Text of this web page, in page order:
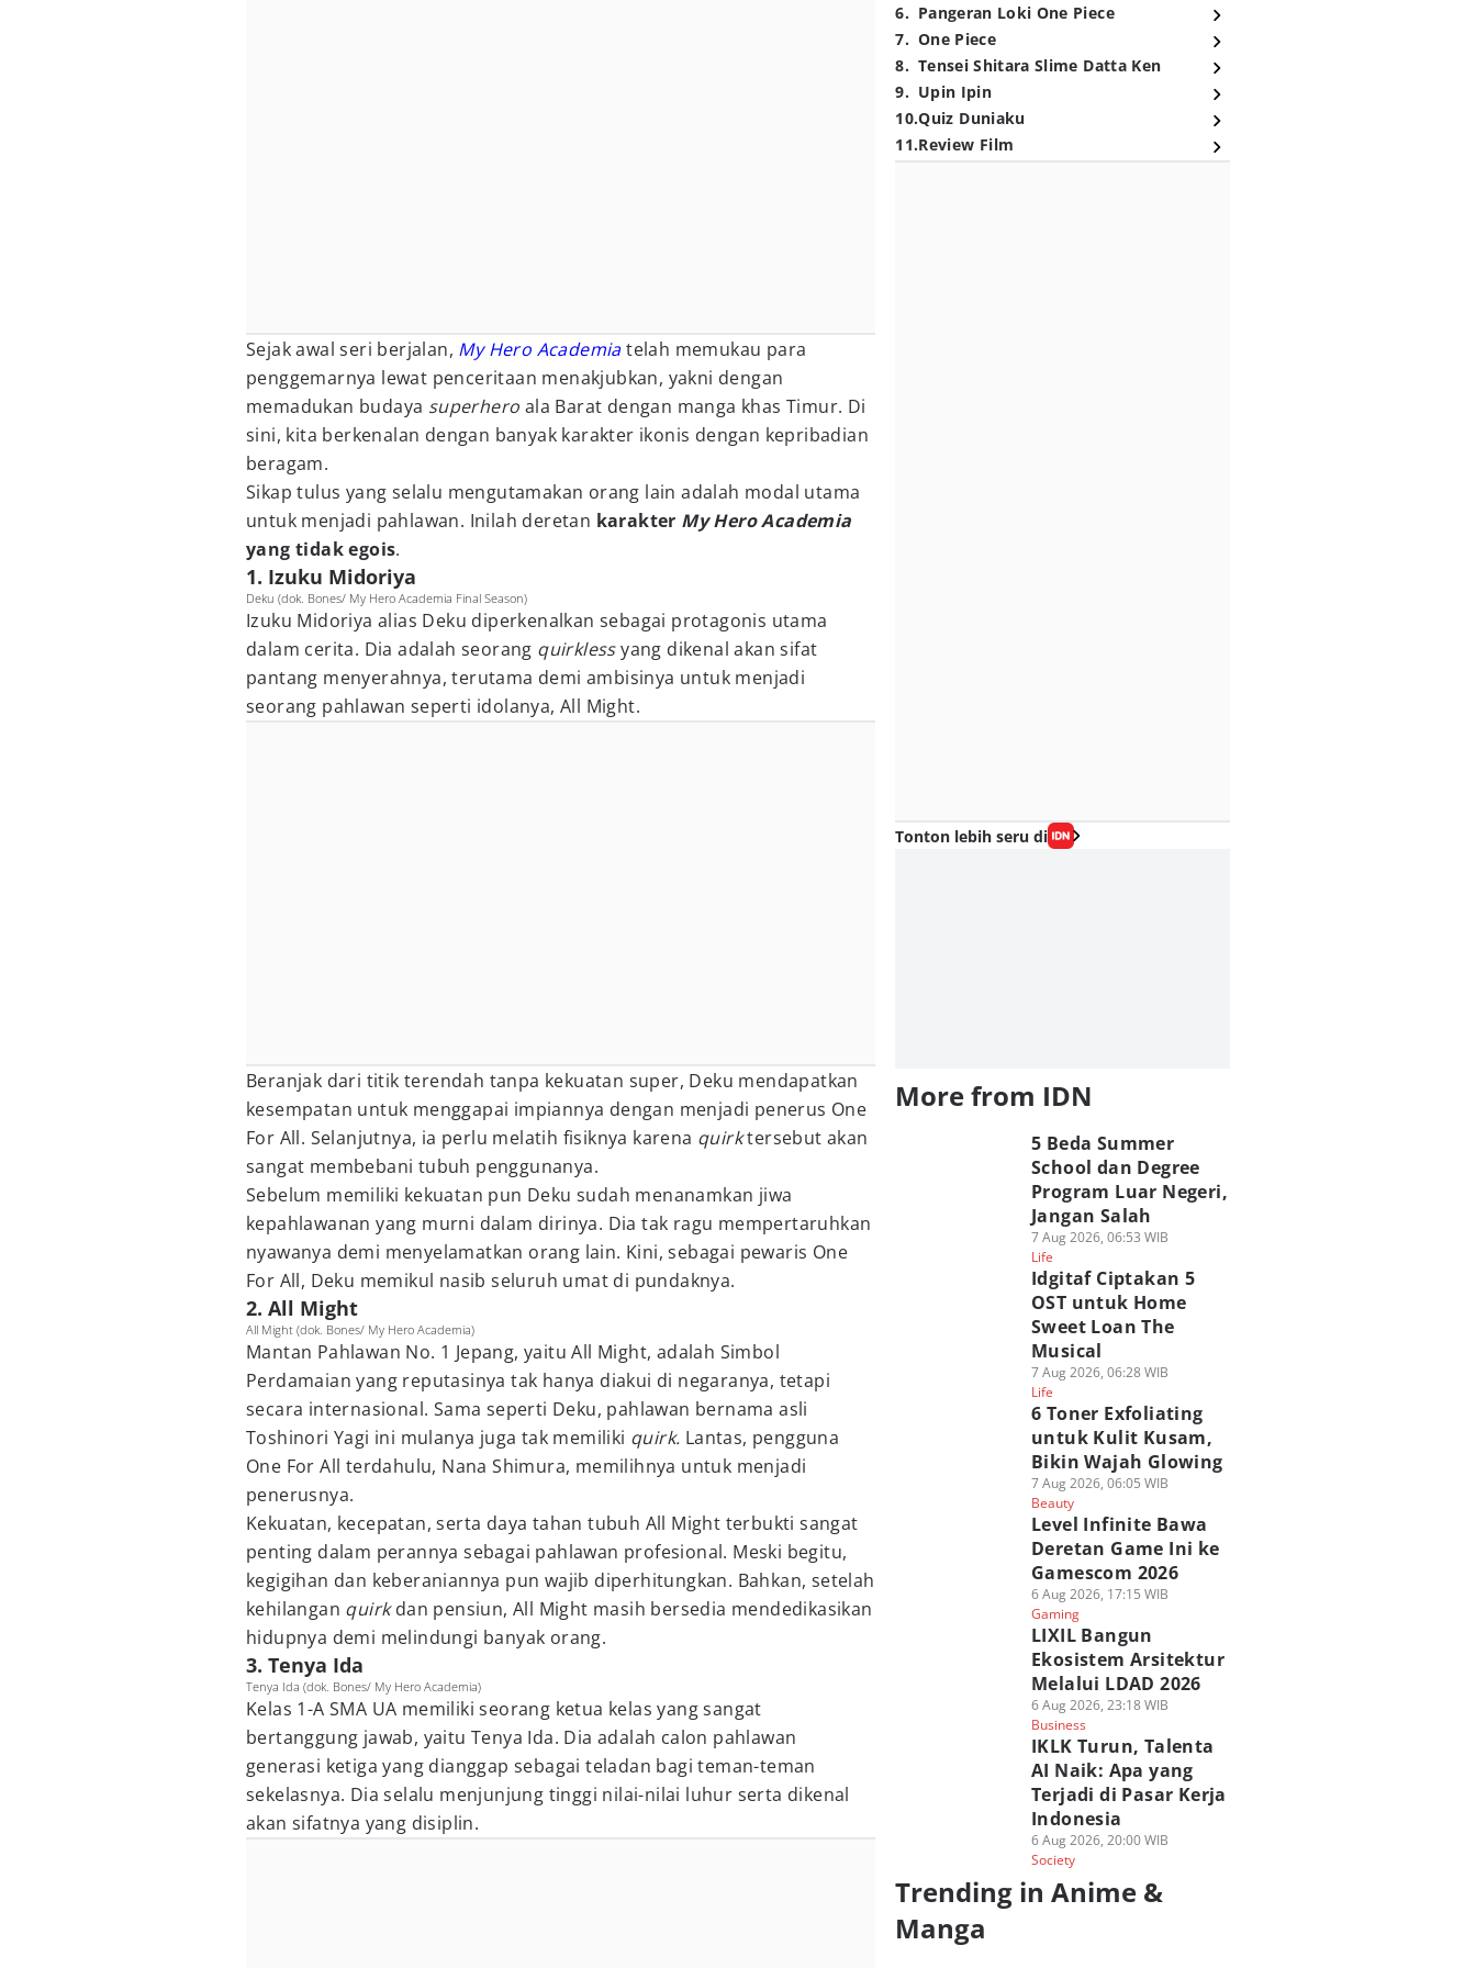
Sejak awal seri berjalan, My Hero Academia telah memukau para
penggemarnya lewat penceritaan menakjubkan, yakni dengan
memadukan budaya superhero ala Barat dengan manga khas Timur. Di
sini, kita berkenalan dengan banyak karakter ikonis dengan kepribadian
beragam.
Sikap tulus yang selalu mengutamakan orang lain adalah modal utama
untuk menjadi pahlawan. Inilah deretan karakter My Hero Academia
yang tidak egois.
1. Izuku Midoriya
Deku (dok. Bones/ My Hero Academia Final Season)
Izuku Midoriya alias Deku diperkenalkan sebagai protagonis utama
dalam cerita. Dia adalah seorang quirklessyang dikenal akan sifat
pantang menyerahnya, terutama demi ambisinya untuk menjadi
seorang pahlawan seperti idolanya, All Might.
Beranjak dari titik terendah tanpa kekuatan super, Deku mendapatkan
kesempatan untuk menggapai impiannya dengan menjadi penerus One
For All. Selanjutnya, ia perlu melatih fisiknya karena quirktersebut akan
sangat membebani tubuh penggunanya.
Sebelum memiliki kekuatan pun Deku sudah menanamkan jiwa
kepahlawanan yang murni dalam dirinya. Dia tak ragu mempertaruhkan
nyawanya demi menyelamatkan orang lain. Kini, sebagai pewaris One
For All, Deku memikul nasib seluruh umat di pundaknya.
2. All Might
All Might (dok. Bones/ My Hero Academia)
Mantan Pahlawan No. 1 Jepang, yaitu All Might, adalah Simbol
Perdamaian yang reputasinya tak hanya diakui di negaranya, tetapi
secara internasional. Sama seperti Deku, pahlawan bernama asli
Toshinori Yagi ini mulanya juga tak memiliki quirk. Lantas, pengguna
One For All terdahulu, Nana Shimura, memilihnya untuk menjadi
penerusnya.
Kekuatan, kecepatan, serta daya tahan tubuh All Might terbukti sangat
penting dalam perannya sebagai pahlawan profesional. Meski begitu,
kegigihan dan keberaniannya pun wajib diperhitungkan. Bahkan, setelah
kehilangan quirkdan pensiun, All Might masih bersedia mendedikasikan
hidupnya demi melindungi banyak orang.
3. Tenya Ida
Tenya Ida (dok. Bones/ My Hero Academia)
Kelas 1-A SMA UA memiliki seorang ketua kelas yang sangat
bertanggung jawab, yaitu Tenya Ida. Dia adalah calon pahlawan
generasi ketiga yang dianggap sebagai teladan bagi teman-teman
sekelasnya. Dia selalu menjunjung tinggi nilai-nilai luhur serta dikenal
akan sifatnya yang disiplin.
6. Pangeran Loki One Piece
7. One Piece
8. Tensei Shitara Slime Datta Ken
9. Upin Ipin
10.Quiz Duniaku
11.Review Film
Tonton lebih seru di
More from IDN
5 Beda Summer
School dan Degree
Program Luar Negeri,
Jangan Salah
7 Aug 2026, 06:53 WIB
Life
Idgitaf Ciptakan 5
OST untuk Home
Sweet Loan The
Musical
7 Aug 2026, 06:28 WIB
Life
6 Toner Exfoliating
untuk Kulit Kusam,
Bikin Wajah Glowing
7 Aug 2026, 06:05 WIB
Beauty
Level Infinite Bawa
Deretan Game Ini ke
Gamescom 2026
6 Aug 2026, 17:15 WIB
Gaming
LIXIL Bangun
Ekosistem Arsitektur
Melalui LDAD 2026
6 Aug 2026, 23:18 WIB
Business
IKLK Turun, Talenta
AI Naik: Apa yang
Terjadi di Pasar Kerja
Indonesia
6 Aug 2026, 20:00 WIB
Society
Trending in Anime &
Manga